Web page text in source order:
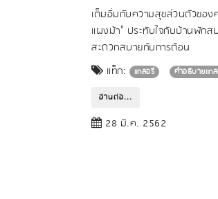
เต็มอิ่มกับความสุขส่วนตัวของ
แผงม้า" ประทับใจกับบ้านพัก
สะดวกสบายกับการต้อน
แท็ก:
แกลอรี่ คำอธิบายแก
อ่านต่อ...
28 มี.ค. 2562